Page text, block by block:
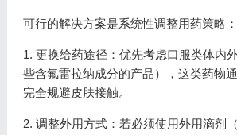
可行的解决方案是系统性调整用药策略：
1. 更换给药途径：优先考虑口服类体内
些含氟雷拉纳成分的产品），这类药物
完全规避皮肤接触。
2. 调整外用方式：若必须使用外用滴剂